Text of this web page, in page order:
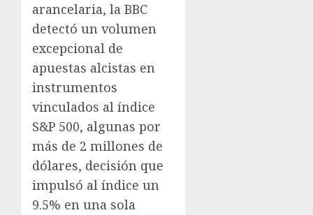
arancelaria, la BBC
detectó un volumen
excepcional de
apuestas alcistas en
instrumentos
vinculados al índice
S&P 500, algunas por
más de 2 millones de
dólares, decisión que
impulsó al índice un
9.5% en una sola